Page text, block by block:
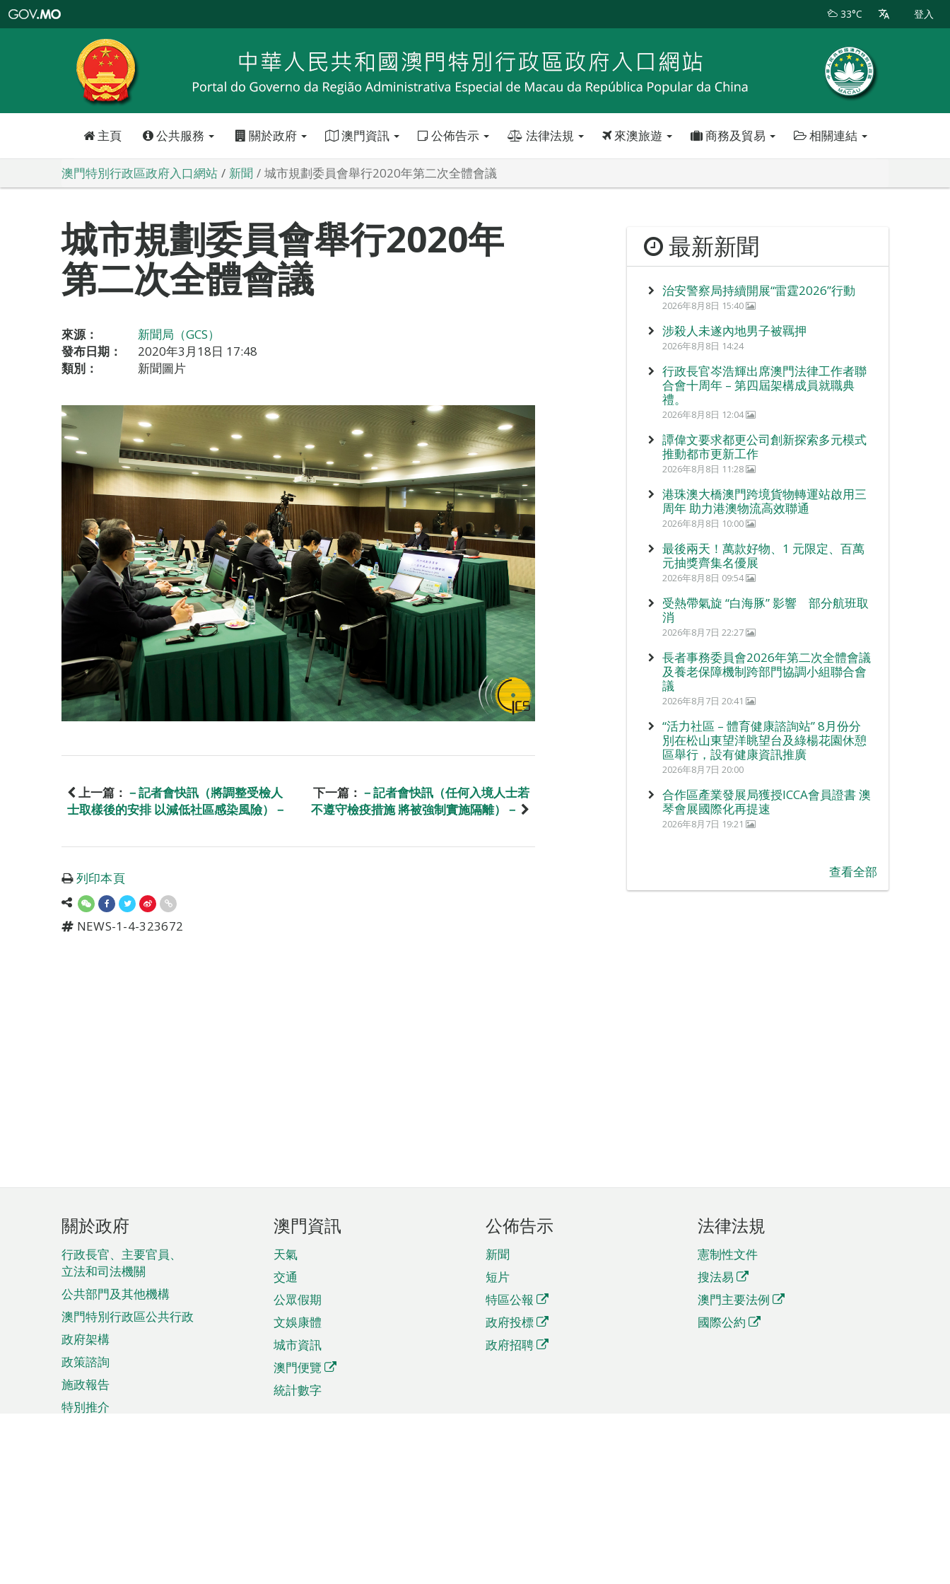
特
政
區
政
口
33°C 登入
主頁 公共服務 關於政府 澳門資訊 公佈告示 法律法規 來澳旅遊 商務及貿易 相關連結
澳門特別行政區政府入口網站 新聞 城市規劃委員會舉行2020年第二次全體會議
城市規劃委員會舉行2020年
第二次全體會議
來源：
新聞局（GCS）
發布日期：
2020年3月18日 17:48
類別：
新聞圖片
上一篇： －記者會快訊（將調整受檢人
士取樣後的安排 以減低社區感染風險）－
下一篇： －記者會快訊（任何入境人士若
不遵守檢疫措施 將被強制實施隔離）－
列印本頁
NEWS-1-4-323672
最新新聞
治安警察局持續開展“雷霆2026”行動
2026年8月8日 15:40
涉殺人未遂內地男子被羈押
2026年8月8日 14:24
行政長官岑浩輝出席澳門法律工作者聯
合會十周年 – 第四屆架構成員就職典
禮。
2026年8月8日 12:04
譚偉文要求都更公司創新探索多元模式
推動都市更新工作
2026年8月8日 11:28
港珠澳大橋澳門跨境貨物轉運站啟用三
周年 助力港澳物流高效聯通
2026年8月8日 10:00
最後兩天！萬款好物、1 元限定、百萬
元抽獎齊集名優展
2026年8月8日 09:54
受熱帶氣旋 “白海豚” 影響 部分航班取
消
2026年8月7日 22:27
長者事務委員會2026年第二次全體會議
及養老保障機制跨部門協調小組聯合會
議
2026年8月7日 20:41
“活力社區 – 體育健康諮詢站” 8月份分
別在松山東望洋眺望台及綠楊花園休憩
區舉行，設有健康資訊推廣
2026年8月7日 20:00
合作區產業發展局獲授ICCA會員證書 澳
琴會展國際化再提速
2026年8月7日 19:21
查看全部
頁
腳
菜
單
關於政府
行政長官、主要官員、
立法和司法機關
公共部門及其他機構
澳門特別行政區公共行政
政府架構
政策諮詢
施政報告
特別推介
澳門資訊
天氣
交通
公眾假期
文娛康體
城市資訊
澳門便覽
統計數字
公佈告示
新聞
短片
特區公報
政府投標
政府招聘
法律法規
憲制性文件
搜法易
澳門主要法例
國際公約